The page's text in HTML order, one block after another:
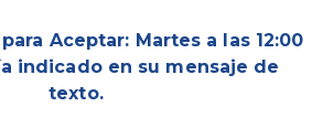
Aceptar: Martes a las 12:00
indicado en su mensaje de
texto.